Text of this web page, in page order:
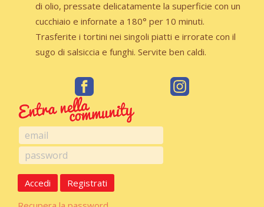
di olio, pressate delicatamente la superficie con un
cucchiaio e infornate a 180° per 10 minuti.
Trasferite i tortini nei singoli piatti e irrorate con il
sugo di salsiccia e funghi. Servite ben caldi.
Accedi
Registrati